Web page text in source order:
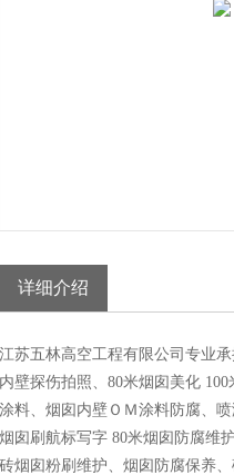
详细介绍
江苏五林高空工程有限公司专业
内壁探伤拍照、80米烟囱美化
涂料、烟囱内壁ＯＭ涂料防腐、
烟囱刷航标写字 80米烟囱防腐维
砖烟囱粉刷维护、烟囱防腐保养